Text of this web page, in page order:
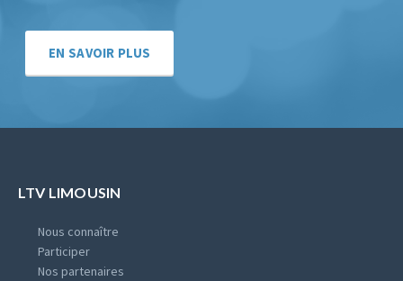
EN SAVOIR PLUS
LTV LIMOUSIN
Nous connaître
Participer
Nos partenaires